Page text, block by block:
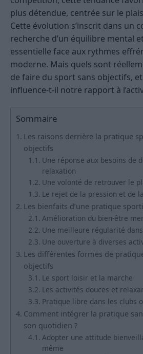
plus détendue, centrée sur le
Cette évolution s’inscrit dans un
recherche d’un équilibre mental
essentielle face aux rythmes
moderne. Mais quels sont
de faire du sport sans objectifs,
influence-t-il notre rapport à
Sommaire
Les raisons derrière la pratique
objectifs
Une réponse aux besoins de
relaxation
Une volonté de retrouver le
Le rejet de la pression et de
Les bienfaits d’une pratique
Amélioration du bien-être
Une meilleure régularité
Une ouverture à diverses
Les différentes formes de
objectifs
Le sport loisir et la marche
Les activités douces et
Pratique libre dans les clubs
Comment intégrer la pratique
son quotidien ?
Adopter une attitude
même